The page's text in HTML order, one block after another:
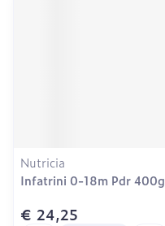
Nutricia
Infatrini 0-18m Pdr 400g
€ 24,25